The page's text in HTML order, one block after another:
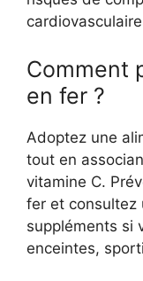
Comment
en fer ?
Adoptez une
tout en
vitamine C.
fer et consultez
suppléments si
enceintes,